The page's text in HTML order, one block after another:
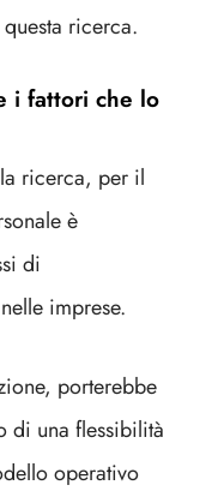
ricerca.
i fattori che lo
ricerca, per il
è
di
imprese.
porterebbe
di una flessibilità
operativo